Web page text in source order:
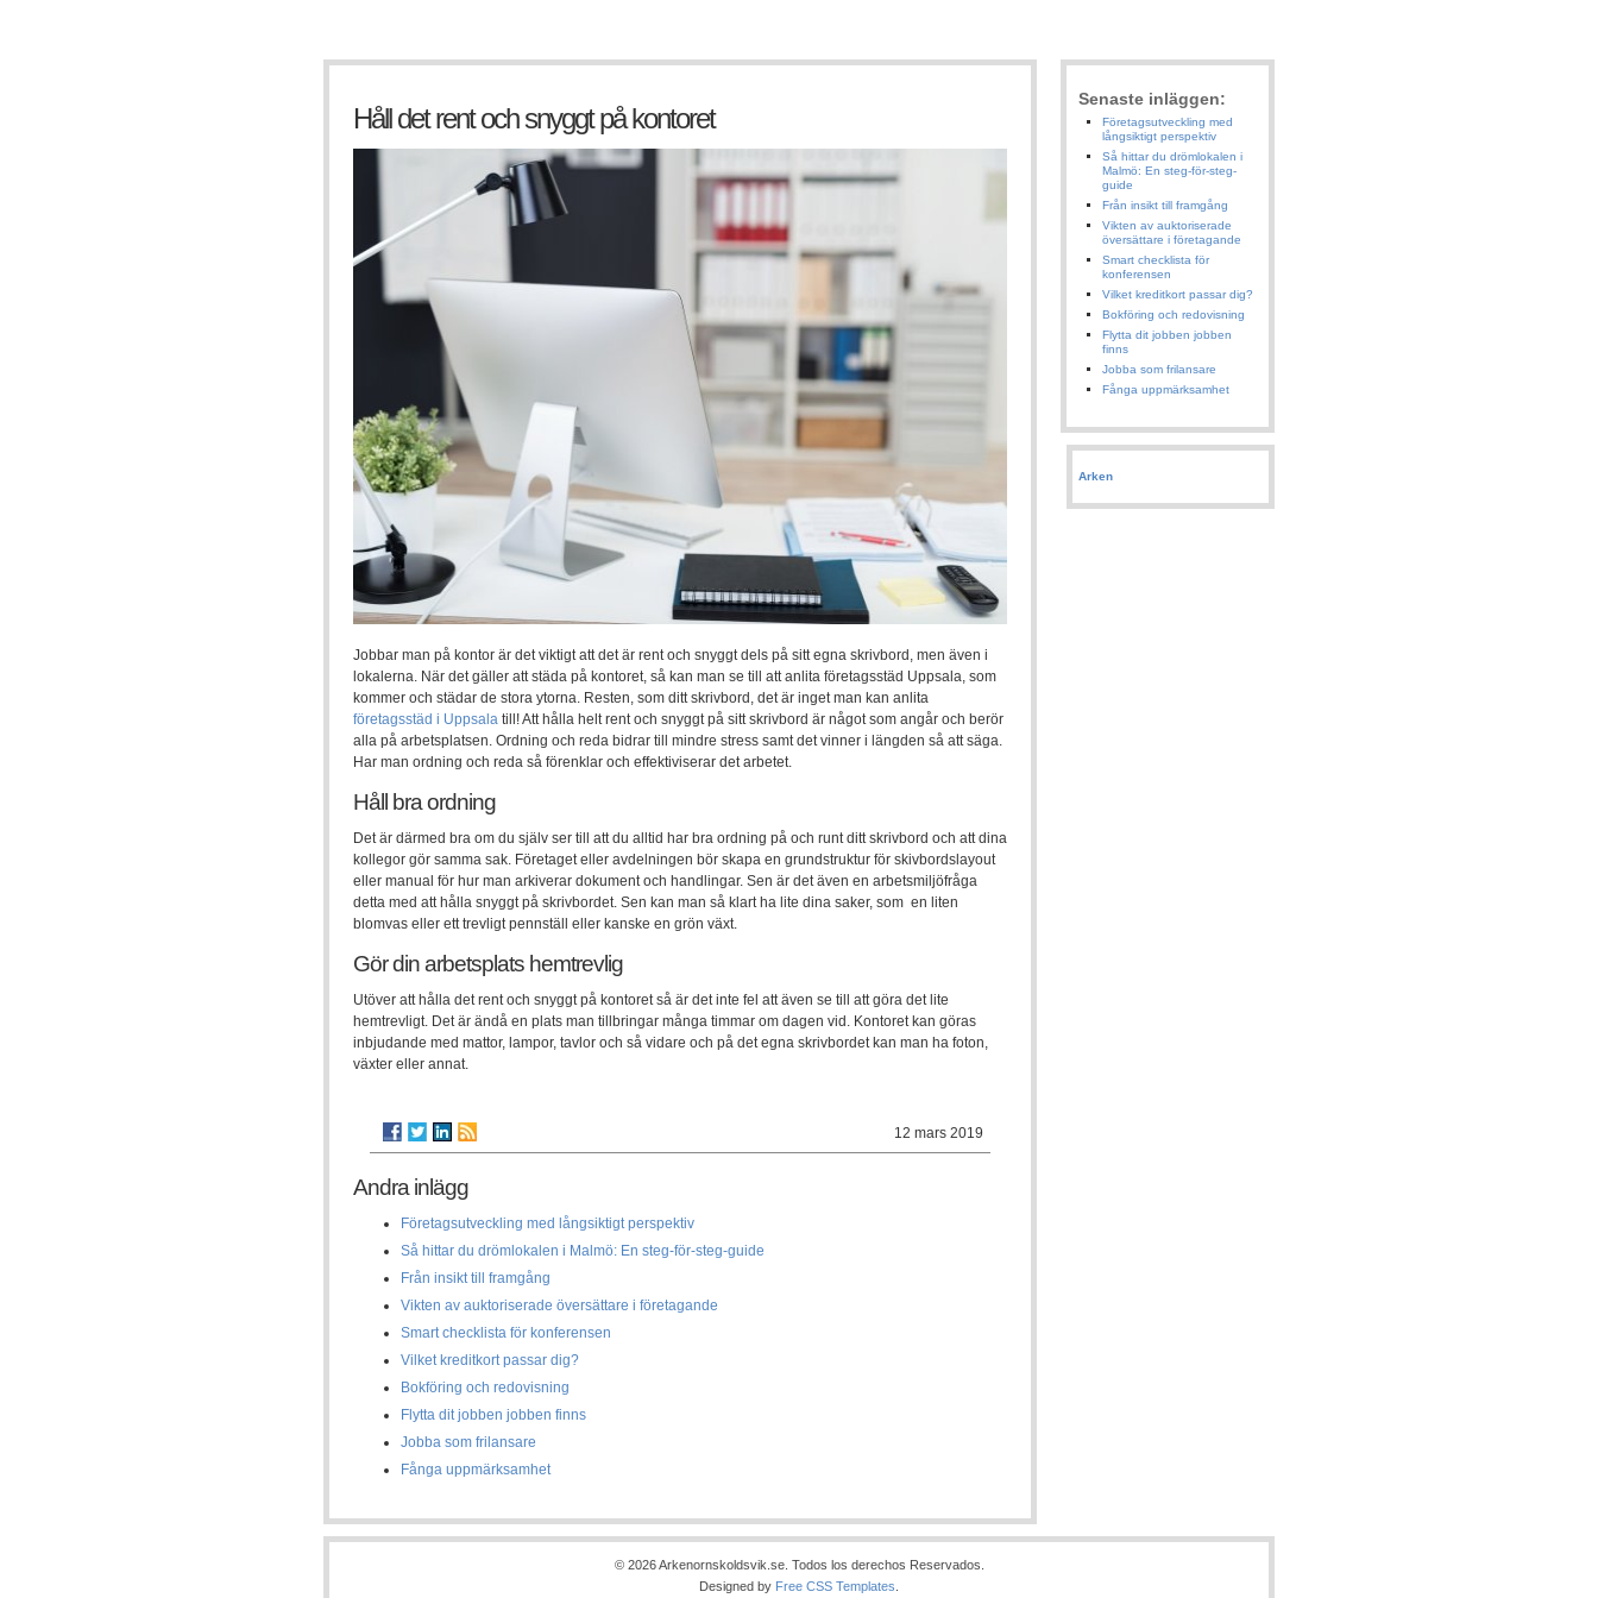
Håll det rent och snyggt på kontoret
Jobbar man på kontor är det viktigt att det är rent och snyggt dels på sitt egna skrivbord, men även i
lokalerna. När det gäller att städa på kontoret, så kan man se till att anlita företagsstäd Uppsala, som
kommer och städar de stora ytorna. Resten, som ditt skrivbord, det är inget man kan anlita
företagsstäd i Uppsala till! Att hålla helt rent och snyggt på sitt skrivbord är något som angår och berör
alla på arbetsplatsen. Ordning och reda bidrar till mindre stress samt det vinner i längden så att säga.
Har man ordning och reda så förenklar och effektiviserar det arbetet.
Håll bra ordning
Det är därmed bra om du själv ser till att du alltid har bra ordning på och runt ditt skrivbord och att dina
kollegor gör samma sak. Företaget eller avdelningen bör skapa en grundstruktur för skivbordslayout
eller manual för hur man arkiverar dokument och handlingar. Sen är det även en arbetsmiljöfråga
detta med att hålla snyggt på skrivbordet. Sen kan man så klart ha lite dina saker, som en liten
blomvas eller ett trevligt pennställ eller kanske en grön växt.
Gör din arbetsplats hemtrevlig
Utöver att hålla det rent och snyggt på kontoret så är det inte fel att även se till att göra det lite
hemtrevligt. Det är ändå en plats man tillbringar många timmar om dagen vid. Kontoret kan göras
inbjudande med mattor, lampor, tavlor och så vidare och på det egna skrivbordet kan man ha foton,
växter eller annat.
12 mars 2019
Andra inlägg
Företagsutveckling med långsiktigt perspektiv
Så hittar du drömlokalen i Malmö: En steg-för-steg-guide
Från insikt till framgång
Vikten av auktoriserade översättare i företagande
Smart checklista för konferensen
Vilket kreditkort passar dig?
Bokföring och redovisning
Flytta dit jobben jobben finns
Jobba som frilansare
Fånga uppmärksamhet
Senaste inläggen:
Företagsutveckling med
långsiktigt perspektiv
Så hittar du drömlokalen i
Malmö: En steg-för-steg-
guide
Från insikt till framgång
Vikten av auktoriserade
översättare i företagande
Smart checklista för
konferensen
Vilket kreditkort passar dig?
Bokföring och redovisning
Flytta dit jobben jobben
finns
Jobba som frilansare
Fånga uppmärksamhet
Arken
© 2026 Arkenornskoldsvik.se. Todos los derechos Reservados.
Designed by Free CSS Templates